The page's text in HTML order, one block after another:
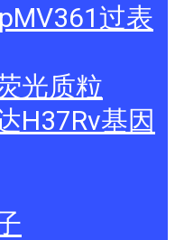
过表
光质粒
H37Rv基因